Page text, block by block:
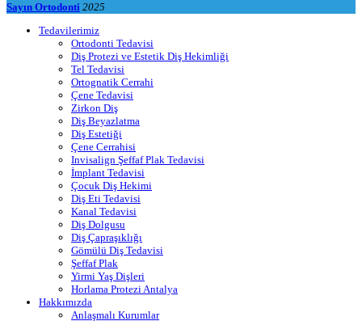
Sayın Ortodonti 2025
Tedavilerimiz
Ortodonti Tedavisi
Diş Protezi ve Estetik Diş Hekimliği
Tel Tedavisi
Ortognatik Cerrahi
Çene Tedavisi
Zirkon Diş
Diş Beyazlatma
Diş Estetiği
Çene Cerrahisi
Invisalign Şeffaf Plak Tedavisi
İmplant Tedavisi
Çocuk Diş Hekimi
Diş Eti Tedavisi
Kanal Tedavisi
Diş Dolgusu
Diş Çapraşıklığı
Gömülü Diş Tedavisi
Şeffaf Plak
Yirmi Yaş Dişleri
Horlama Protezi Antalya
Hakkımızda
Anlaşmalı Kurumlar